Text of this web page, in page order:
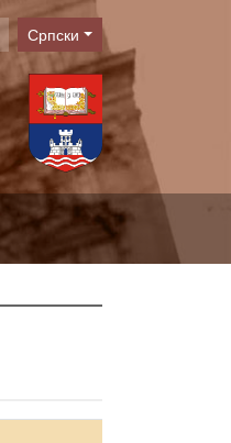
Language
Српски